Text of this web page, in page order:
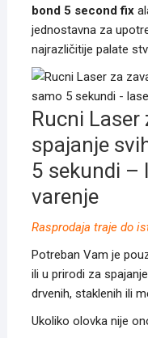
bond 5 second fix
jednostavna za
najrazličitije palate
Rucni Laser
spajanje
5 sekundi –
varenje
Rasprodaja traje do
Potreban Vam je
ili u prirodi za
drvenih, staklenih ili
Ukoliko olovka nije